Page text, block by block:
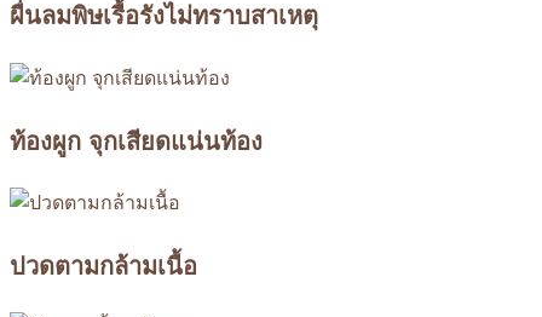
ผื่นลมพิษเรื้อรังไม่ทราบสาเหตุ
ท้องผูก จุกเสียดแน่นท้อง
ปวดตามกล้ามเนื้อ